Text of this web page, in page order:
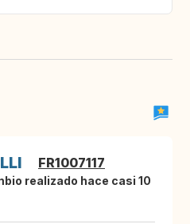
FR1007117
realizado hace casi 10